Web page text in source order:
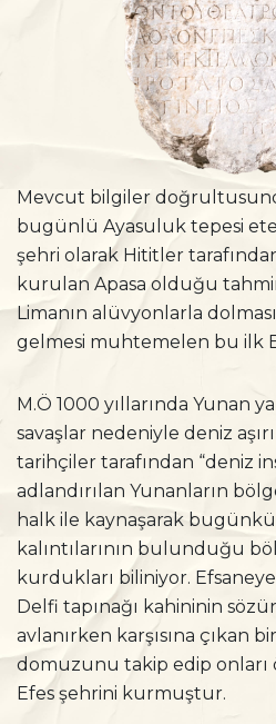
Mevcut bilgiler
bugünlü Ayasuluk tepesi
şehri olarak Hititler
kurulan Apasa olduğu
Limanın alüvyonlarla
gelmesi muhtemelen bu ilk
M.Ö 1000 yıllarında Yunan
savaşlar nedeniyle deniz
tarihçiler tarafından “deniz
adlandırılan Yunanların
halk ile kaynaşarak bugünkü
kalıntılarının bulunduğu
kurdukları biliniyor.
Delfi tapınağı kahininin
avlanırken karşısına çıkan
domuzunu takip edip
Efes şehrini kurmuştur.